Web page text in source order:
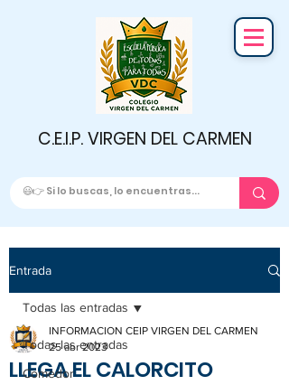
C.E.I.P. VIRGEN DEL CARMEN
Entrada
Todas las entradas
Comedor
Todas las entradas
LLEGA EL CALORCITO
INFORMACION CEIP VIRGEN DEL CARMEN
25 abr 2023